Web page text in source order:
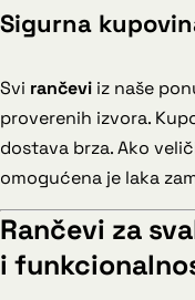
Sigurna
Svi rančevi iz naše
proverenih izvora.
dostava brza. Ako
omogućena je laka
Rančevi za
i